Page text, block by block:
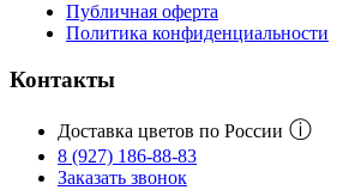
Публичная оферта
Политика конфиденциальности
Контакты
Доставка цветов по России ⓘ
8 (927) 186-88-83
Заказать звонок